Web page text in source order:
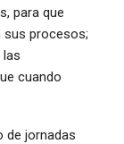
para que
sus procesos;
cuando
de jornadas